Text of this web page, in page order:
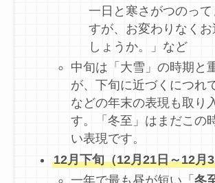
一日と寒さがつのって
すが、お変わりなく
しょうか。」など
中旬は「大雪」の時期と
が、下旬に近づくにつれ
などの年末の表現も取り
す。「冬至」はまだこの
い表現です。
12月下旬（12月21日～12月